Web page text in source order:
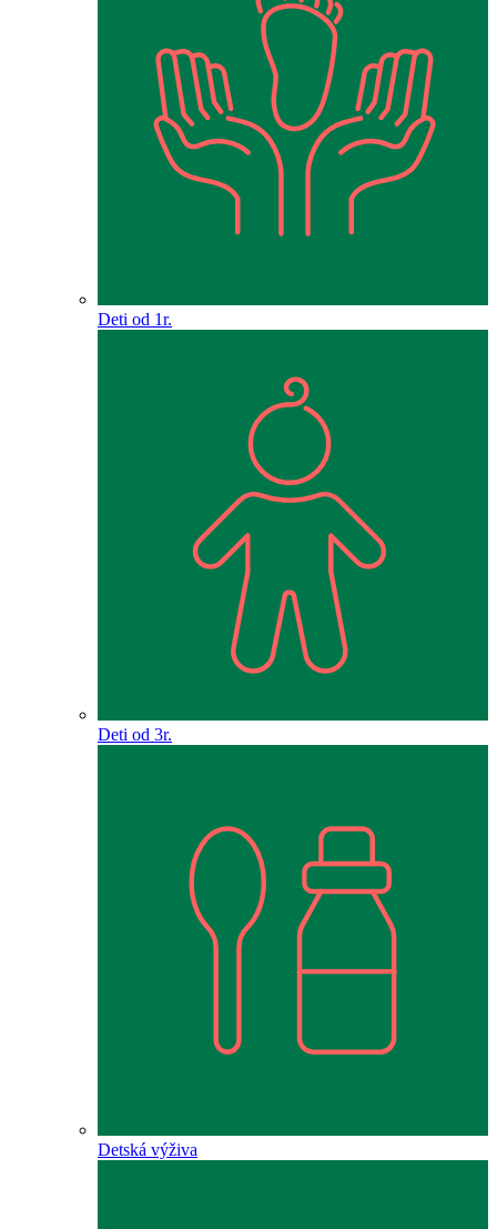
Deti od 1r.
Deti od 3r.
Detská výživa